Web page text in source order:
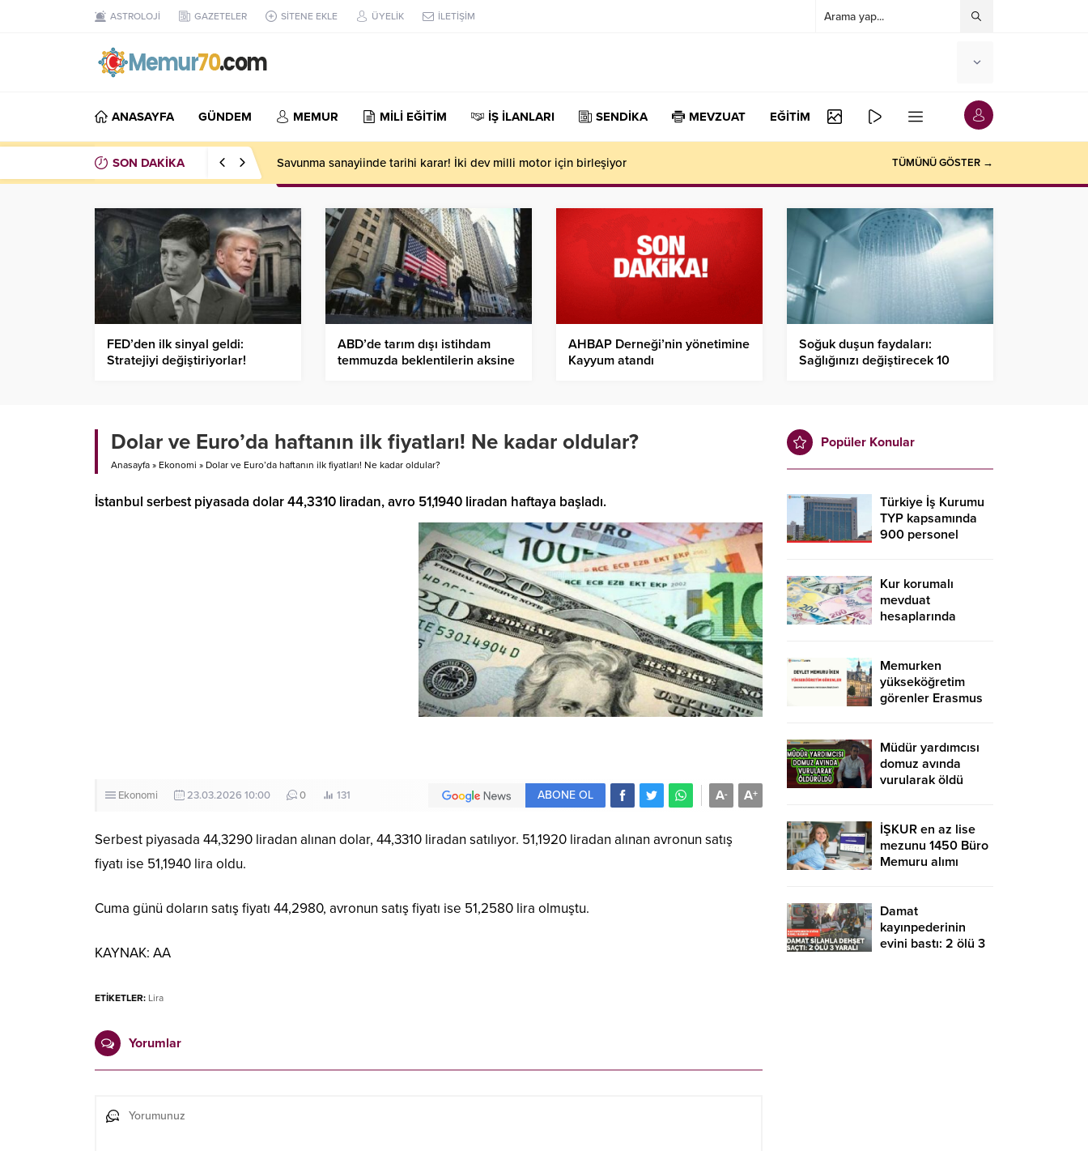
ASTROLOJİ GAZETELER SİTENE EKLE ÜYELİK İLETİŞİM
ANASAYFA GÜNDEM MEMUR MİLİ EĞİTİM İŞ İLANLARI SENDİKA MEVZUAT EĞİTİM
SON DAKİKA ABD’de tarım dışı istihdam temmuzda beklentilerin aksine geriledi TÜMÜNÜ GÖSTER →
FED’den ilk sinyal geldi:
Stratejiyi değiştiriyorlar!
ABD’de tarım dışı istihdam
temmuzda beklentilerin aksine
AHBAP Derneği’nin yönetimine
Kayyum atandı
Soğuk duşun faydaları:
Sağlığınızı değiştirecek 10
Dolar ve Euro’da haftanın ilk fiyatları! Ne kadar oldular?
Anasayfa » Ekonomi » Dolar ve Euro’da haftanın ilk fiyatları! Ne kadar oldular?
İstanbul serbest piyasada dolar 44,3310 liradan, avro 51,1940 liradan haftaya başladı.
Ekonomi 23.03.2026 10:00 0 131 A+
A-
ABONE OL
Serbest piyasada 44,3290 liradan alınan dolar, 44,3310 liradan satılıyor. 51,1920 liradan alınan avronun satış
fiyatı ise 51,1940 lira oldu.
Cuma günü doların satış fiyatı 44,2980, avronun satış fiyatı ise 51,2580 lira olmuştu.
KAYNAK: AA
ETİKETLER: Lira
Yorumlar
Popüler Konular
Türkiye İş Kurumu
TYP kapsamında
900 personel
yapılır?
Kur korumalı
mevduat
hesaplarında
Memurken
yükseköğretim
görenler Erasmus
mi?
Müdür yardımcısı
domuz avında
vurularak öldü
İŞKUR en az lise
mezunu 1450 Büro
Memuru alımı
sınavsız başvuru
Damat
kayınpederinin
evini bastı: 2 ölü 3